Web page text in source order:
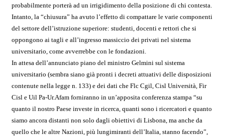
probabilmente porterà ad un irrigidimento della posizione di chi contesta.
Intanto, la “chiusura” ha avuto l’effetto di compattare le varie componenti
del settore dell’istruzione superiore: studenti, docenti e rettori che si
oppongono ai tagli e all’ingresso massiccio dei privati nel sistema
universitario, come avverrebbe con le fondazioni.
In attesa dell’annunciato piano del ministro Gelmini sul sistema
universitario (sembra siano già pronti i decreti attuativi delle disposizioni
contenute nella legge n. 133) e dei dati che Flc Cgil, Cisl Università, Fir
Cisl e Uil Pa-Ur.Afam forniranno in un’apposita conferenza stampa “su
quanto il nostro Paese investe in ricerca, quanti sono i ricercatori e quanto
siamo ancora distanti non solo dagli obiettivi di Lisbona, ma anche da
quello che le altre Nazioni, più lungimiranti dell’Italia, stanno facendo”,